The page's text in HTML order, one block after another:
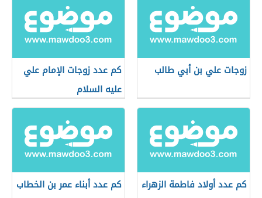
زوجات علي بن أبي طالب
كم عدد زوجات الإمام علي
عليه السلام
كم عدد أولاد فاطمة الزهراء كم عدد أبناء عمر بن الخطاب